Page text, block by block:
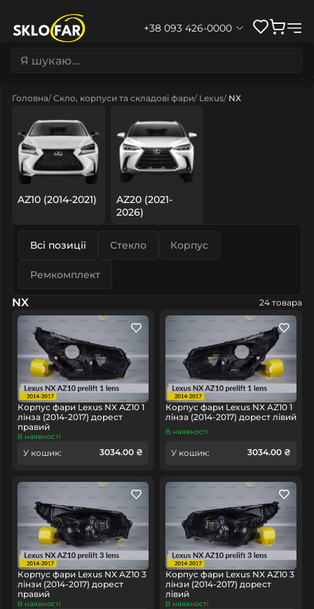
+38 093 426-0000
Головна Скло, корпуси та складові фари Lexus NX
AZ10 (2014-2021)
AZ20 (2021-
2026)
Всі позиції Стекло Корпус
Ремкомплект
NX 24 товара
Корпус фари Lexus NX AZ10 1
лінза (2014-2017) дорест
правий
В наявності
У кошик: 3034.00 ₴
Корпус фари Lexus NX AZ10 1
лінза (2014-2017) дорест лівий
В наявності
У кошик: 3034.00 ₴
Корпус фари Lexus NX AZ10 3
лінзи (2014-2017) дорест
правий
В наявності
Корпус фари Lexus NX AZ10 3
лінзи (2014-2017) дорест
лівий
В наявності